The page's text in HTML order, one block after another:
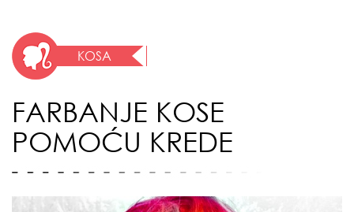
KOSA
FARBANJE KOSE
POMOĆU KREDE